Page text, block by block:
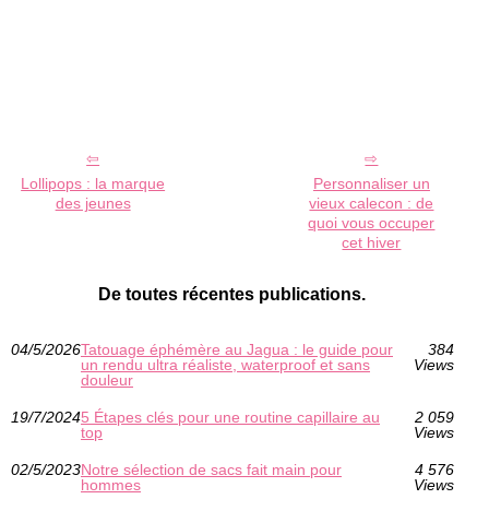
Lollipops : la marque
des jeunes
Personnaliser un
vieux calecon : de
quoi vous occuper
cet hiver
De toutes récentes publications.
04/5/2026Tatouage éphémère au Jagua : le guide pour
un rendu ultra réaliste, waterproof et sans
douleur
384
Views
19/7/20245 Étapes clés pour une routine capillaire au
top
2 059
Views
02/5/2023Notre sélection de sacs fait main pour
hommes
4 576
Views